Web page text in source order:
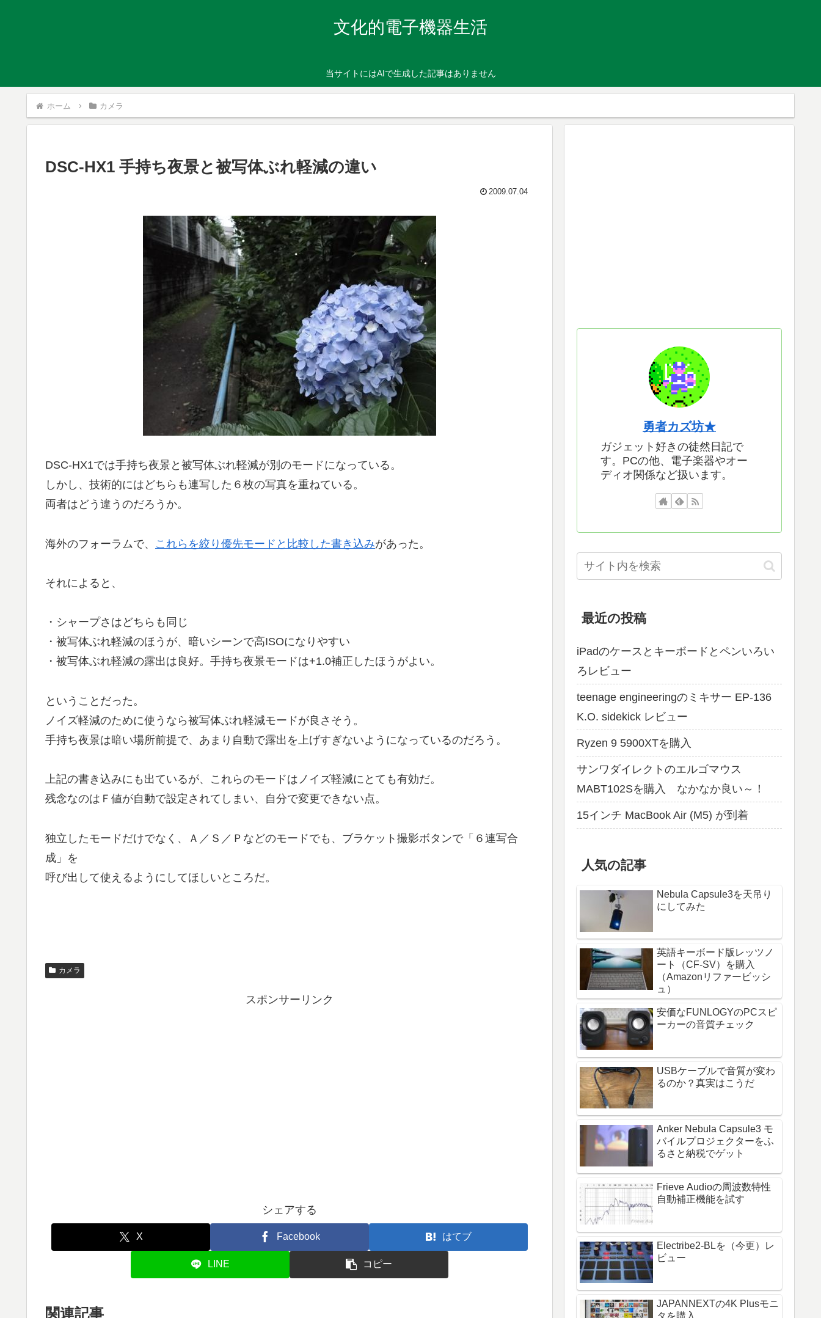
文化的電子機器生活
当サイトにはAIで生成した記事はありません
ホーム カメラ
DSC-HX1 手持ち夜景と被写体ぶれ軽減の違い
2009.07.04
DSC-HX1では手持ち夜景と被写体ぶれ軽減が別のモードになっている。
しかし、技術的にはどちらも連写した６枚の写真を重ねている。
両者はどう違うのだろうか。
海外のフォーラムで、 これらを絞り優先モードと比較した書き込みがあった。
それによると、
・シャープさはどちらも同じ
・被写体ぶれ軽減のほうが、暗いシーンで高ISOになりやすい
・被写体ぶれ軽減の露出は良好。手持ち夜景モードは+1.0補正したほうがよい。
ということだった。
ノイズ軽減のために使うなら被写体ぶれ軽減モードが良さそう。
手持ち夜景は暗い場所前提で、あまり自動で露出を上げすぎないようになっているのだろう。
上記の書き込みにも出ているが、これらのモードはノイズ軽減にとても有効だ。
残念なのはＦ値が自動で設定されてしまい、自分で変更できない点。
独立したモードだけでなく、Ａ／Ｓ／Ｐなどのモードでも、ブラケット撮影ボタンで「６連写合
成」を
呼び出して使えるようにしてほしいところだ。
カメラ
スポンサーリンク
シェアする
X Facebook はてブ
LINE コピー
関連記事
勇者カズ坊★
ガジェット好きの徒然日記で
す。PCの他、電子楽器やオー
ディオ関係など扱います。
最近の投稿
iPadのケースとキーボードとペンいろい
ろレビュー
teenage engineeringのミキサー EP-136
K.O. sidekick レビュー
Ryzen 9 5900XTを購入
サンワダイレクトのエルゴマウス
MABT102Sを購入 なかなか良い～！
15インチ MacBook Air (M5) が到着
人気の記事
Nebula Capsule3を天吊り
にしてみた
英語キーボード版レッツノ
ート（CF-SV）を購入
（Amazonリファービッシ
ュ）
安価なFUNLOGYのPCスピ
ーカーの音質チェック
USBケーブルで音質が変わ
るのか？真実はこうだ
Anker Nebula Capsule3 モ
バイルプロジェクターをふ
るさと納税でゲット
Frieve Audioの周波数特性
自動補正機能を試す
Electribe2-BLを（今更）レ
ビュー
JAPANNEXTの4K Plusモニ